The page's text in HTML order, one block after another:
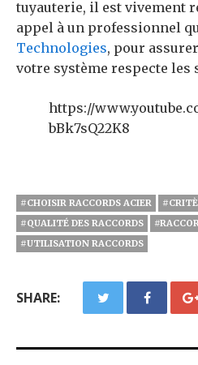
tuyauterie, il est vivement
appel à un professionnel
Technologies, pour
votre système respecte les
https://
bBk7sQ22K8
#CHOISIR RACCORDS ACIER
#QUALITÉ DES RACCORDS
#UTILISATION RACCORDS
SHARE: